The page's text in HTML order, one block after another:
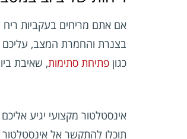
אם אתם מריחים בעקביות ריח
בצנרת והחמרת המצב, עליכם
כגון פתיחת סתימות, שאיבת
תוכלו להתקשר אל אינסטלטור